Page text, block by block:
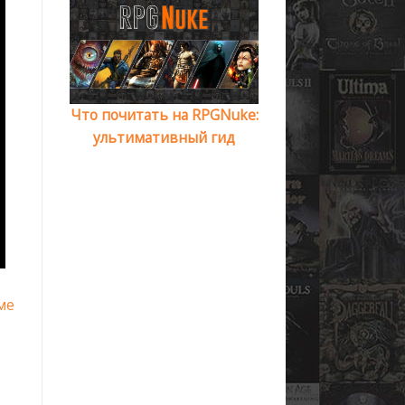
Что почитать на RPGNuke:
ультимативный гид